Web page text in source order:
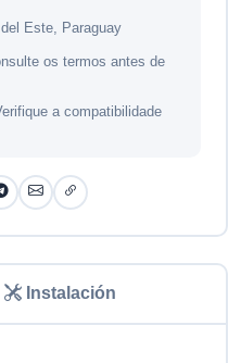
del Este, Paraguay
os termos antes de
a compatibilidade
Instalación